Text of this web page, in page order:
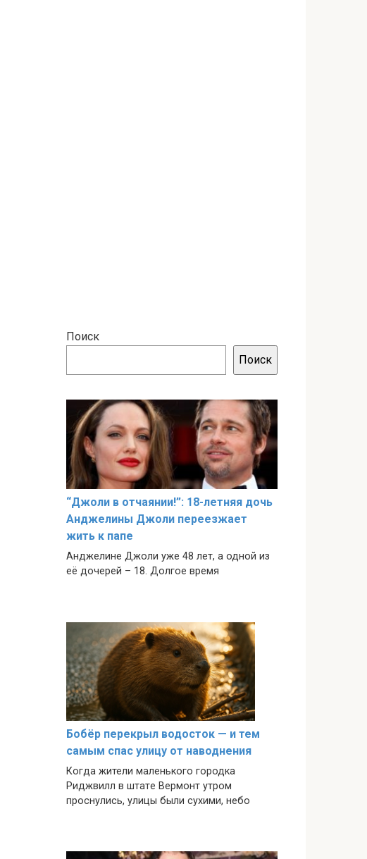
Поиск
Поиск
“Джоли в отчаянии!”: 18-летняя дочь
Анджелины Джоли переезжает
жить к папе
Анджелине Джоли уже 48 лет, а одной из
её дочерей – 18. Долгое время
Бобёр перекрыл водосток — и тем
самым спас улицу от наводнения
Когда жители маленького городка
Риджвилл в штатe Вермонт утром
проснулись, улицы были сухими, небо